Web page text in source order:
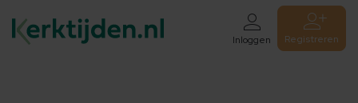
Inloggen Registreren